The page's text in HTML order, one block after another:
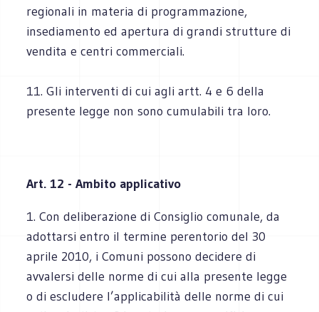
regionali in materia di programmazione,
insediamento ed apertura di grandi strutture di
vendita e centri commerciali.
11. Gli interventi di cui agli artt. 4 e 6 della
presente legge non sono cumulabili tra loro.
Art. 12 - Ambito applicativo
1. Con deliberazione di Consiglio comunale, da
adottarsi entro il termine perentorio del 30
aprile 2010, i Comuni possono decidere di
avvalersi delle norme di cui alla presente legge
o di escludere l’applicabilità delle norme di cui